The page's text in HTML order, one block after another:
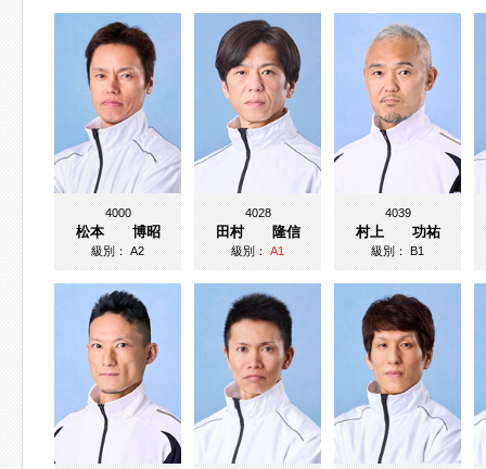
4000
松本 博昭
級別：A2
4028
田村 隆信
級別：A1
4039
村上 功祐
級別：B1